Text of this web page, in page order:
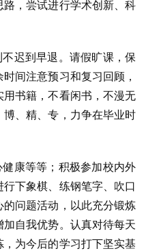
，尝试进行学术创新、科
迟到早退。请假旷课，保
间注意预习和复习回顾，
书籍，不看闲书，不漫无
、精、专，力争在毕业时
康等等；积极参加校内外
下象棋、练钢笔字、吹口
问题活动，以此充分锻炼
自我优势。认真对待每天
为今后的学习打下坚实基